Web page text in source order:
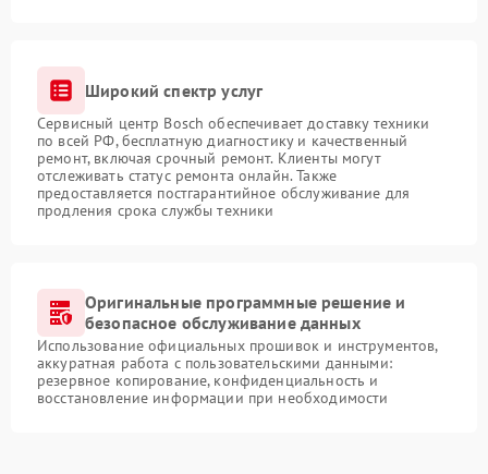
Широкий спектр услуг
Сервисный центр Bosch обеспечивает доставку техники
по всей РФ, бесплатную диагностику и качественный
ремонт, включая срочный ремонт. Клиенты могут
отслеживать статус ремонта онлайн. Также
предоставляется постгарантийное обслуживание для
продления срока службы техники
Оригинальные программные решение и
безопасное обслуживание данных
Использование официальных прошивок и инструментов,
аккуратная работа с пользовательскими данными:
резервное копирование, конфиденциальность и
восстановление информации при необходимости